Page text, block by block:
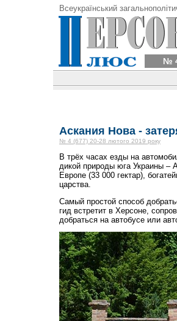
Всеукраїнський
№
Аскания Нова -
№ 4 (677) 20-28 лютого 2019 року
В трёх часах езды на
дикой природы юга Украины –
Европе (33 000 гектар),
царства.
Самый простой способ
гид встретит в Херсоне,
добраться на автобусе или